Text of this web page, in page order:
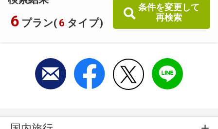
6 プラン( 6 タイプ)
条件を変更して
再検索